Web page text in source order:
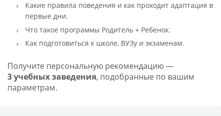
Какие правила поведения и как проходит адаптация в
первые дни.
Что такое программы Родитель + Ребенок.
Как подготовиться к школе, ВУЗу и экзаменам.
Получите персональную рекомендацию —
3 учебных заведения, подобранные по вашим
параметрам.